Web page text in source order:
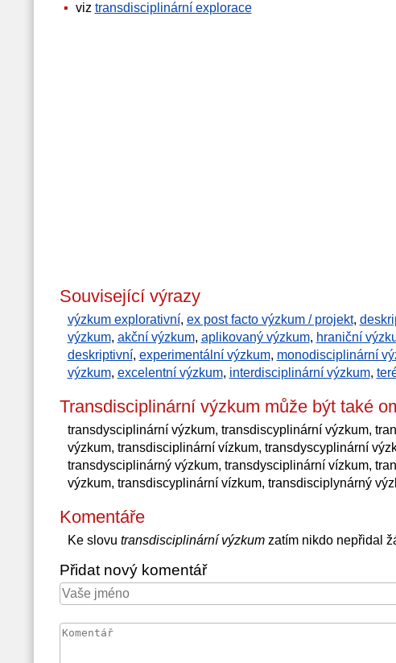
viz transdisciplinární explorace
Související výrazy
výzkum explorativní, ex post facto výzkum / projekt,
výzkum, akční výzkum, aplikovaný výzkum, hraniční
deskriptivní, experimentální výzkum, monodisciplinární
výzkum, excelentní výzkum, interdisciplinární výzkum,
Transdisciplinární výzkum může být také
transdysciplinární výzkum, transdiscyplinární výzkum,
výzkum, transdisciplinární vízkum, transdyscyplinární
transdysciplinárný výzkum, transdysciplinární vízkum,
výzkum, transdiscyplinární vízkum, transdisciplynárný
Komentáře
Ke slovu transdisciplinární výzkumzatím nikdo nepřidal
Přidat nový komentář